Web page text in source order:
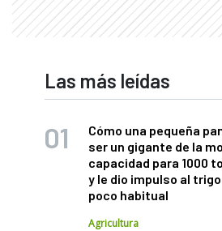
Las más leídas
Cómo una pequeña
ser un gigante de la
capacidad para 1000
y le dio impulso al
poco habitual
Agricultura